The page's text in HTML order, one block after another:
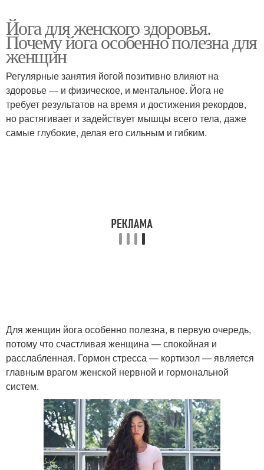
Йога для женского здоровья.
Почему йога особенно полезна для
женщин
Регулярные занятия йогой позитивно влияют на
здоровье — и физическое, и ментальное. Йога не
требует результатов на время и достижения рекордов,
но растягивает и задействует мышцы всего тела, даже
самые глубокие, делая его сильным и гибким.
Для женщин йога особенно полезна, в первую очередь,
потому что счастливая женщина — спокойная и
расслабленная. Гормон стресса — кортизол — является
главным врагом женской нервной и гормональной
систем.